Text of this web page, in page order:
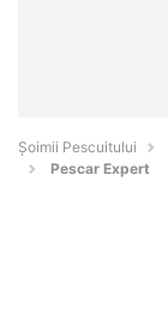
Șoimii Pescuitului
Pescar Expert